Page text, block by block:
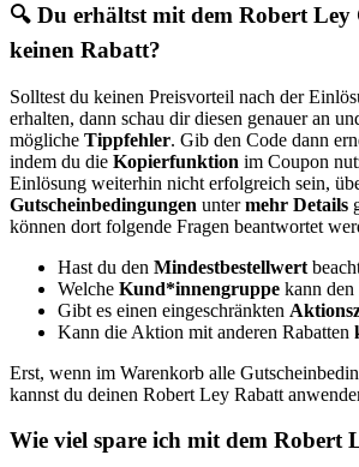
🔍 Du erhältst mit dem Robert Ley
keinen Rabatt?
Solltest du keinen Preisvorteil nach der
erhalten, dann schau dir diesen genauer an
mögliche Tippfehler. Gib den Code dann
indem du die Kopierfunktion im Coupon
Einlösung weiterhin nicht erfolgreich sein,
Gutscheinbedingungen untermehr Details
können dort folgende Fragen beantwortet
Hast du den Mindestbestellwert
Welche Kund*innengruppe kann den
Gibt es einen eingeschränkten
Kann die Aktion mit anderen Rabatten
Erst, wenn im Warenkorb alle
kannst du deinen Robert Ley Rabatt
Wie viel spare ich mit dem Robert